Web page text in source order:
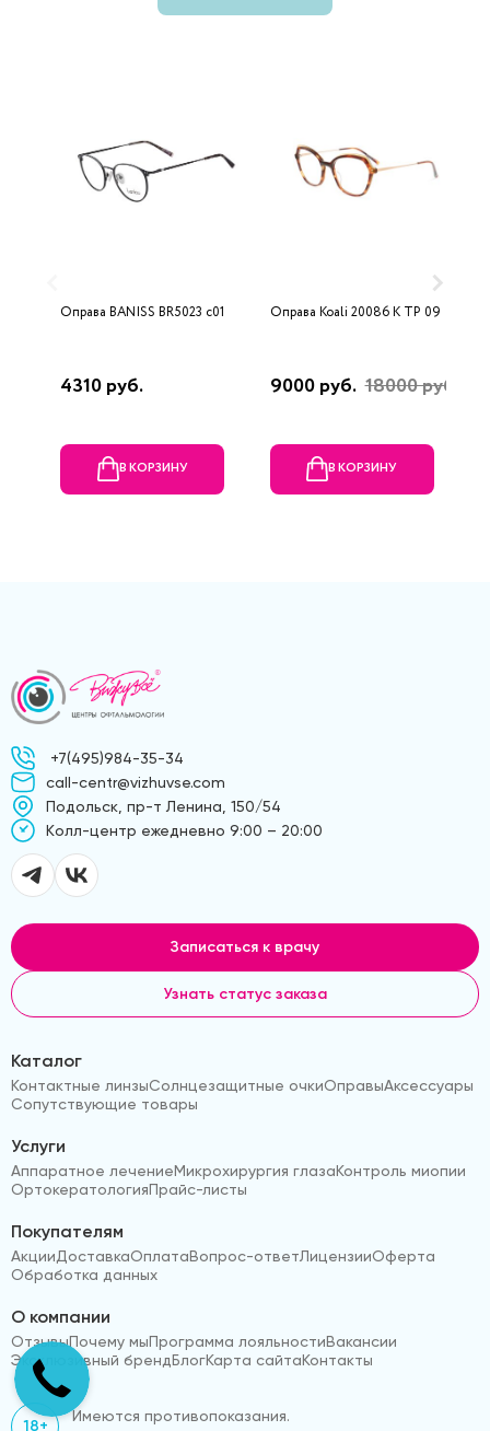
Оправа BANISS BR5023 с01
4310 руб.
В КОРЗИНУ
Оправа Koali 20086 K TP 09
9000 руб. 18000 руб.
В КОРЗИНУ
+7(495)984-35-34
call-centr@vizhuvse.com
Подольск, пр-т Ленина, 150/54
Kолл-центр ежедневно 9:00 – 20:00
Записаться к врачу
Узнать статус заказа
Каталог
Контактные линзыСолнцезащитные очкиОправыАксессуары
Сопутствующие товары
Услуги
Аппаратное лечениеМикрохирургия глазаКонтроль миопии
ОртокератологияПрайс-листы
Покупателям
АкцииДоставкаОплатаВопрос-ответЛицензииОферта
Обработка данных
О компании
ОтзывыПочему мыПрограмма лояльностиВакансии
Эксклюзивный брендБлогКарта сайтаКонтакты
18+
Имеются противопоказания.